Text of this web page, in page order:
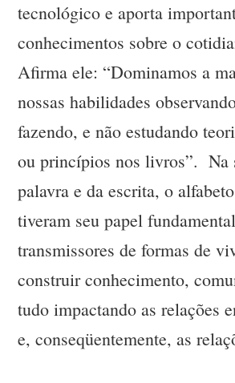
tecnológico e aporta
conhecimentos sobre o
Afirma ele: “Dominamos a
nossas habilidades
fazendo, e não estudando
ou princípios nos livros”. Na
palavra e da escrita, o
tiveram seu papel
transmissores de formas de
construir conhecimento,
tudo impactando as relações
e, conseqüentemente, as